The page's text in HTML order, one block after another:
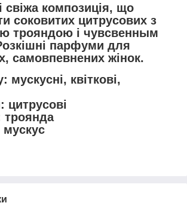
свіжа композиція, що
соковитих цитрусових з
трояндою і чувсвенным
парфуми для
самовпевнених жінок.
мускусні, квіткові,
цитрусові
троянда
мускус